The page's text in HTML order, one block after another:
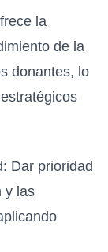
la
de la
donantes, lo
Dar prioridad
y las